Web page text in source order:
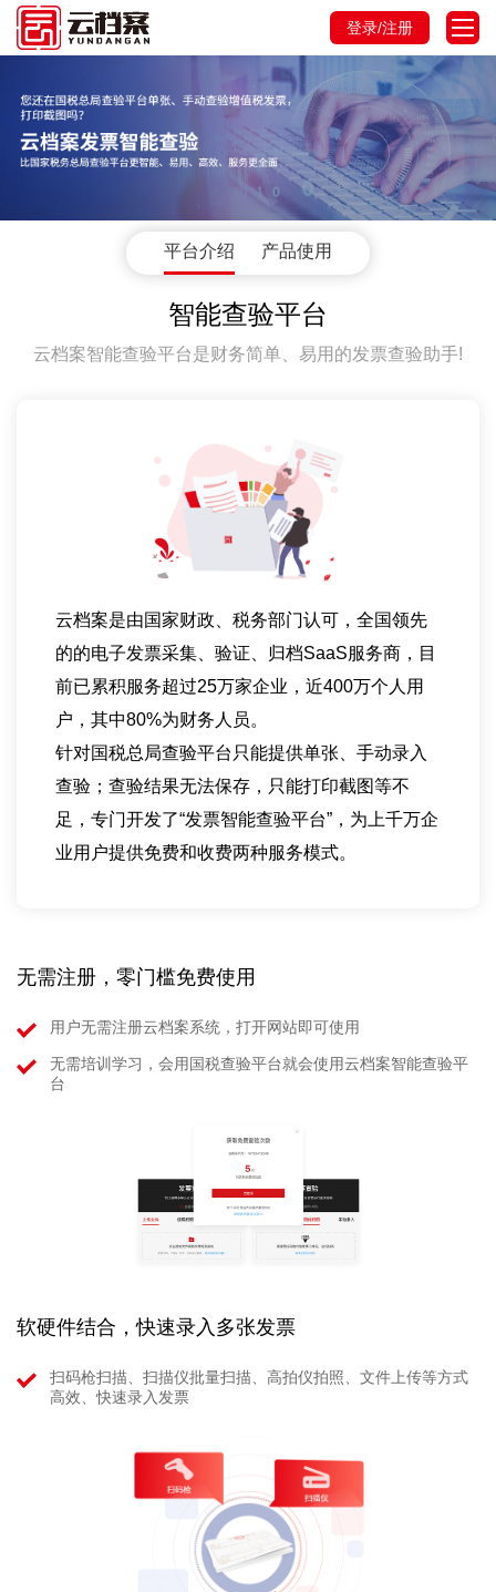
登录/注册
平台介绍 产品使用
智能查验平台
云档案智能查验平台是财务简单、易用的发票查验助手!
云档案是由国家财政、税务部门认可，全国领先
的的电子发票采集、验证、归档SaaS服务商，目
前已累积服务超过25万家企业，近400万个人用
户，其中80%为财务人员。
针对国税总局查验平台只能提供单张、手动录入
查验；查验结果无法保存，只能打印截图等不
足，专门开发了“发票智能查验平台”，为上千万企
业用户提供免费和收费两种服务模式。
无需注册，零门槛免费使用
用户无需注册云档案系统，打开网站即可使用
无需培训学习，会用国税查验平台就会使用云档案智能查验平
台
软硬件结合，快速录入多张发票
扫码枪扫描、扫描仪批量扫描、高拍仪拍照、文件上传等方式
高效、快速录入发票